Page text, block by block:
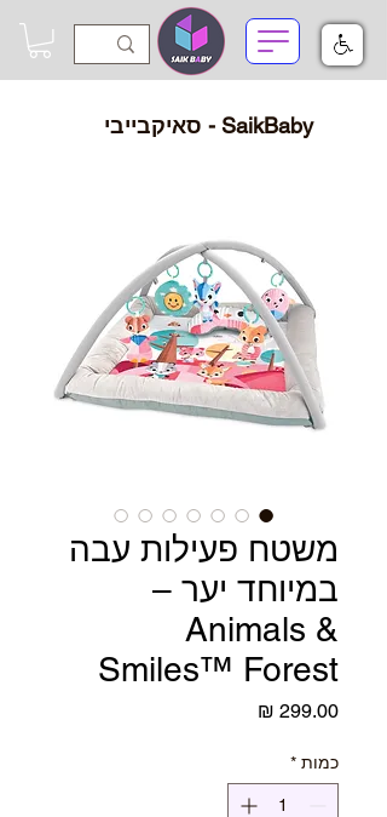
SaikBaby - סאיקבייבי
משטח פעילות עבה
במיוחד יער –
Animals &
Smiles™ Forest
כמות *